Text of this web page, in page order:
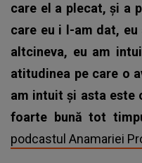
care el a plecat, și a
care eu i l-am dat,
altcineva, eu am
atitudinea pe care o
am intuit și asta este
foarte bună tot
podcastul Anamariei